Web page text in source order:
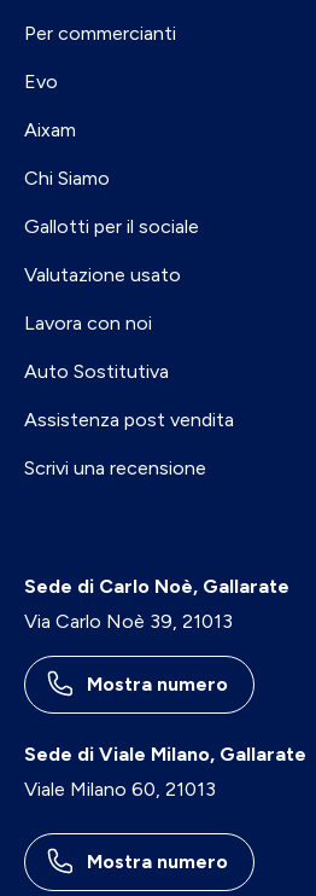
Per commercianti
Evo
Aixam
Chi Siamo
Gallotti per il sociale
Valutazione usato
Lavora con noi
Auto Sostitutiva
Assistenza post vendita
Scrivi una recensione
Sede di Carlo Noè, Gallarate
Via Carlo Noè 39, 21013
Mostra numero
Sede di Viale Milano, Gallarate
Viale Milano 60, 21013
Mostra numero